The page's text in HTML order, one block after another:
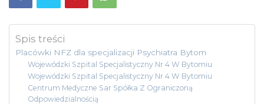
Spis treści
Placówki NFZ dla specjalizacji Psychiatra Bytom
Wojewódzki Szpital Specjalistyczny Nr 4 W Bytomiu
Wojewódzki Szpital Specjalistyczny Nr 4 W Bytomiu
Centrum Medyczne Sar Spółka Z Ograniczoną
Odpowiedzialnością